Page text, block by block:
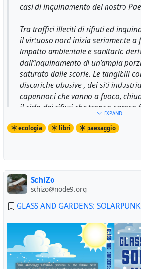
casi di inquinamento del nostro
Tra traffici illeciti di rifiuti ed
il virtuoso nord inizia seriamente a
impatto ambientale e sanitario
dall’inquinamento di un’ampia
saturato dalle scorie. Le tangibili
discariche abusive , dei siti
capannoni che vanno a fuoco,
il ciclo dei rifiuti che troppo spesso
questa storia ma non l’intangibile
http://www.laterradisotto.it/
EXPAND
ecologia libri paesaggio
SchiZo
schizo@node9.org
GLASS AND GARDENS: